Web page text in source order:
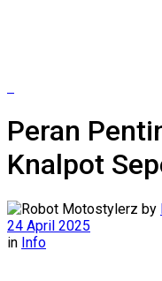
Peran
Knalpot
by
24 April 2025
in Info